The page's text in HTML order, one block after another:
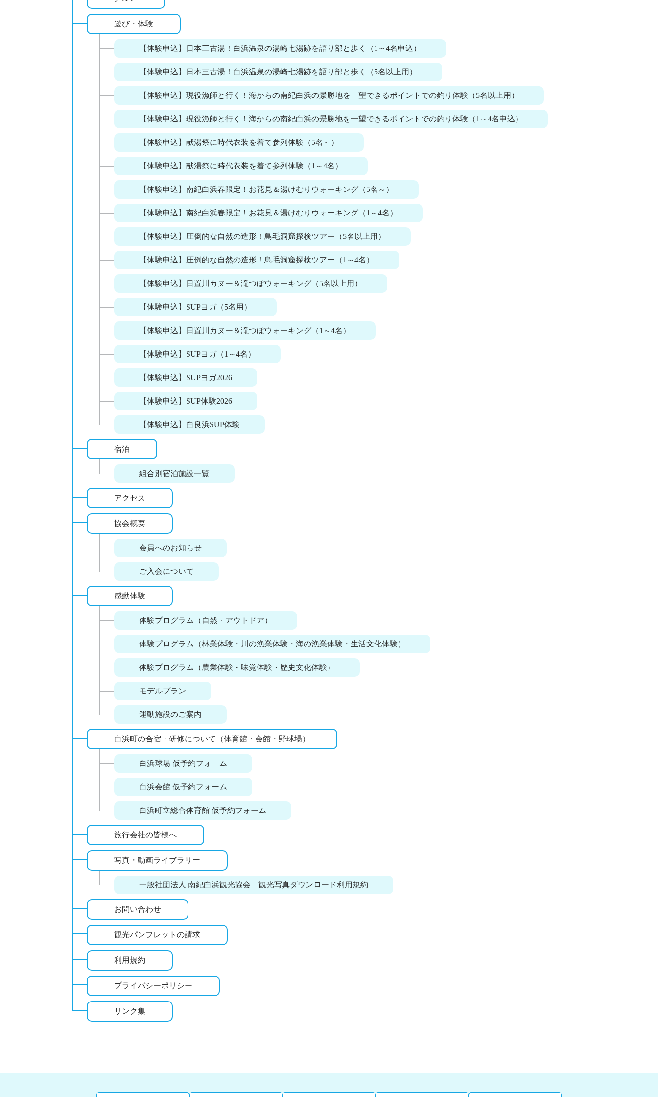
遊び・体験
【体験申込】日本三古湯！白浜温泉の湯崎七湯跡を語り部と歩く（1～4名申込）
【体験申込】日本三古湯！白浜温泉の湯崎七湯跡を語り部と歩く（5名以上用）
【体験申込】現役漁師と行く！海からの南紀白浜の景勝地を一望できるポイントでの釣り体験（5名以上用）
【体験申込】現役漁師と行く！海からの南紀白浜の景勝地を一望できるポイントでの釣り体験（1～4名申込）
【体験申込】献湯祭に時代衣装を着て参列体験（5名～）
【体験申込】献湯祭に時代衣装を着て参列体験（1～4名）
【体験申込】南紀白浜春限定！お花見＆湯けむりウォーキング（5名～）
【体験申込】南紀白浜春限定！お花見＆湯けむりウォーキング（1～4名）
【体験申込】圧倒的な自然の造形！鳥毛洞窟探検ツアー（5名以上用）
【体験申込】圧倒的な自然の造形！鳥毛洞窟探検ツアー（1～4名）
【体験申込】日置川カヌー＆滝つぼウォーキング（5名以上用）
【体験申込】SUPヨガ（5名用）
【体験申込】日置川カヌー＆滝つぼウォーキング（1～4名）
【体験申込】SUPヨガ（1～4名）
【体験申込】SUPヨガ2026
【体験申込】SUP体験2026
【体験申込】白良浜SUP体験
宿泊
組合別宿泊施設一覧
アクセス
協会概要
会員へのお知らせ
ご入会について
感動体験
体験プログラム（自然・アウトドア）
体験プログラム（林業体験・川の漁業体験・海の漁業体験・生活文化体験）
体験プログラム（農業体験・味覚体験・歴史文化体験）
モデルプラン
運動施設のご案内
白浜町の合宿・研修について（体育館・会館・野球場）
白浜球場 仮予約フォーム
白浜会館 仮予約フォーム
白浜町立総合体育館 仮予約フォーム
旅行会社の皆様へ
写真・動画ライブラリー
一般社団法人 南紀白浜観光協会 観光写真ダウンロード利用規約
お問い合わせ
観光パンフレットの請求
利用規約
プライバシーポリシー
リンク集